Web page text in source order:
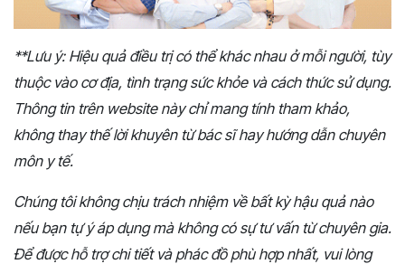
**Lưu ý: Hiệu quả điều trị có thể khác nhau ở mỗi người, tùy
thuộc vào cơ địa, tình trạng sức khỏe và cách thức sử dụng.
Thông tin trên website này chỉ mang tính tham khảo,
không thay thế lời khuyên từ bác sĩ hay hướng dẫn chuyên
môn y tế.
Chúng tôi không chịu trách nhiệm về bất kỳ hậu quả nào
nếu bạn tự ý áp dụng mà không có sự tư vấn từ chuyên gia.
Để được hỗ trợ chi tiết và phác đồ phù hợp nhất, vui lòng